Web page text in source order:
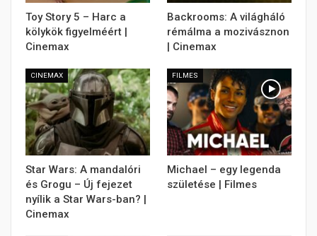
Toy Story 5 – Harc a
kölykök figyelméért |
Cinemax
Backrooms: A világháló
rémálma a mozivásznon
| Cinemax
CINEMAX
Star Wars: A mandalóri
és Grogu – Új fejezet
nyílik a Star Wars-ban? |
Cinemax
FILMES
Michael – egy legenda
születése | Filmes